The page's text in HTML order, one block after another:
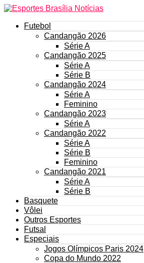
Futebol
Candangão 2026
Série A
Candangão 2025
Série A
Série B
Candangão 2024
Série A
Feminino
Candangão 2023
Série A
Candangão 2022
Série A
Série B
Feminino
Candangão 2021
Série A
Série B
Basquete
Vôlei
Outros Esportes
Futsal
Especiais
Jogos Olímpicos Paris 2024
Copa do Mundo 2022